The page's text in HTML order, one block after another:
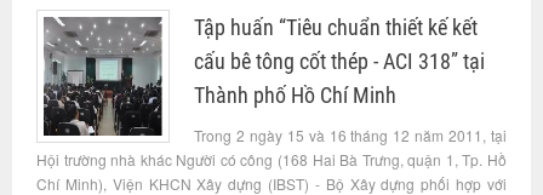
Tập huấn “Tiêu chuẩn thiết kế kết
cấu bê tông cốt thép - ACI 318” tại
Thành phố Hồ Chí Minh
Trong 2 ngày 15 và 16 tháng 12 năm 2011, tại
Hội trường nhà khác Người có công (168 Hai Bà Trưng, quận 1, Tp. Hồ
Chí Minh), Viện KHCN Xây dựng (IBST) - Bộ Xây dựng phối hợp với